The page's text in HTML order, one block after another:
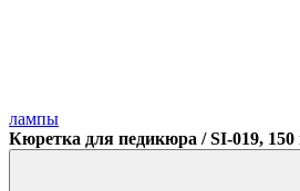
лампы
Кюретка для педикюра / SI-019,